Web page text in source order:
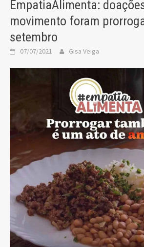
EmpatiaAlimenta:
movimento foram
setembro
07/07/2021 Gisa Veiga